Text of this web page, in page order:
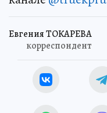
Евгения ТОКАРЕВА
корреспондент